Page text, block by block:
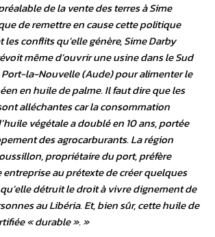
de la vente des terres à Sime
de remettre en cause cette politique
les conflits qu’elle génère, Sime Darby
même d’ouvrir une usine dans le Sud
Port-la-Nouvelle (Aude) pour alimenter le
en huile de palme. Il faut dire que les
alléchantes car la consommation
végétale a doublé en 10 ans, portée
des agrocarburants. La région
propriétaire du port, préfère
au prétexte de créer quelques
détruit le droit à vivre dignement de
au Libéria. Et, bien sûr, cette huile de
« durable ». »